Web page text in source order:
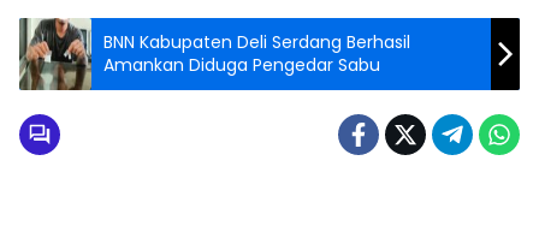
BNN Kabupaten Deli Serdang Berhasil
Amankan Diduga Pengedar Sabu